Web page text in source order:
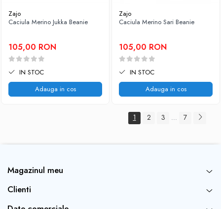
Zajo
Caciula Merino Jukka Beanie
105,00 RON
IN STOC
Adauga in cos
Zajo
Caciula Merino Sari Beanie
105,00 RON
IN STOC
Adauga in cos
1 2 3 ... 7
Magazinul meu
Clienti